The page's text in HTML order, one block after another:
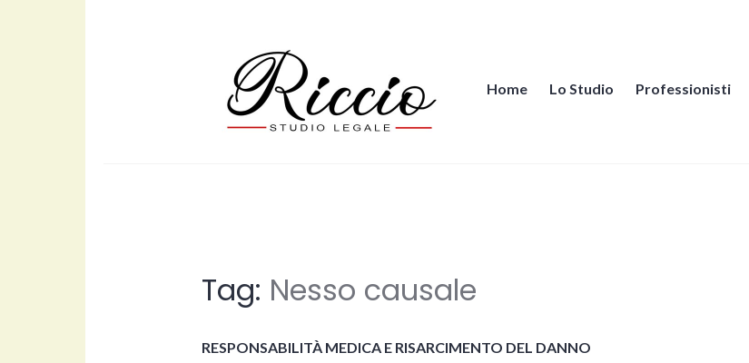
Home Lo Studio Professionisti
Tag: Nesso causale
RESPONSABILITÀ MEDICA E RISARCIMENTO DEL DANNO